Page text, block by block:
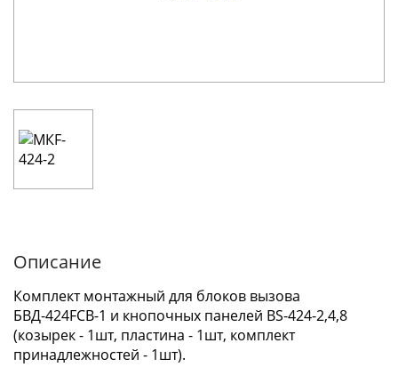
Описание
Комплект монтажный для блоков вызова
БВД-424FCB-1 и кнопочных панелей BS-424-2,4,8
(козырек - 1шт, пластина - 1шт, комплект
принадлежностей - 1шт).